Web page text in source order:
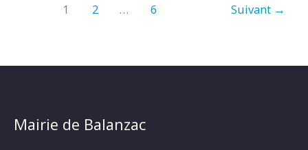
1 2 … 6 Suivant →
Mairie de Balanzac